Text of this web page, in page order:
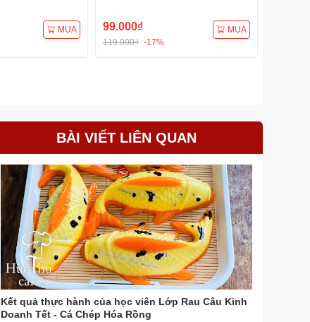
MUA 99.000₫
119.000₫ -17%
MUA
BÀI VIẾT LIÊN QUAN
Kết quả thực hành của học viên Lớp Rau Câu Kinh
Doanh Tết - Cá Chép Hóa Rồng